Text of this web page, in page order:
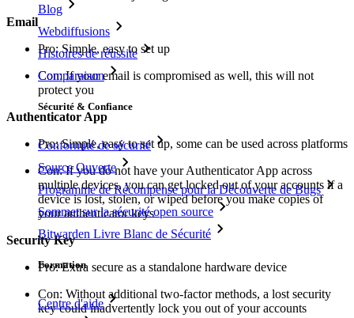
Blog
Webdiffusions
Histoires de réussite
Comparaison
Sécurité & Confiance
Conformité de sécurité
Source Ouverte
Programme de Récompense pour la Découverte de Bugs
Sommet sur la sécurité open source
Bitwarden Livre Blanc de Sécurité
Formation
Centre d'aide
Email
Pro: Simple, easy to set up
Con: If your email is compromised as well, this will not
protect you
Authenticator App
Pro: Simple, easy to set up, some can be used across platforms
Con: If you do not have your Authenticator App across
multiple devices, you can get locked out of your accounts if a
device is lost, stolen, or wiped before you make copies of
your authenticator keys
Security Key
Pro: Extra secure as a standalone hardware device
Con: Without additional two-factor methods, a lost security
key could inadvertently lock you out of your accounts